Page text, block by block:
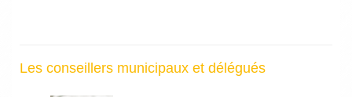
Les conseillers municipaux et délégués